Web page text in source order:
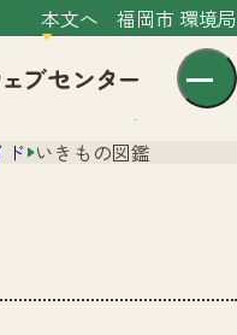
本文へ 福岡市 環境局
ド いきもの図鑑